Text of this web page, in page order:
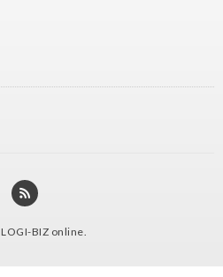
LOGI-BIZ online